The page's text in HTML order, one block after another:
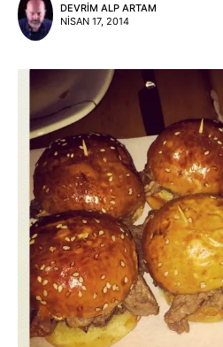
DEVRIM ALP ARTAM
NISAN 17, 2014